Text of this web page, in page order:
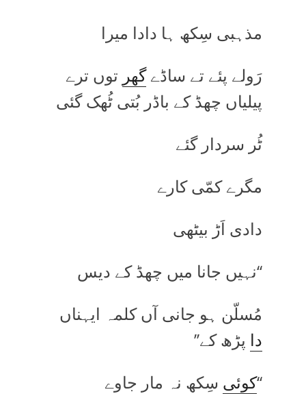
مذہبی سِکھ ہا دادا میرا
رَولے پئے تے ساڈےگھر توں ترے
پیلیاں چھڈ کے باڈر بُتی ٹُھک گئی
ٹُر سردار گئے
مگرے کمّی کارے
دادی اَڑ بیٹھی
‘‘نہیں جانا میں چھڈ کے دیس
مُسلّن ہو جانی آں کلمہ ایہناں
دا پڑھ کے’’
‘‘کوئی سِکھ نہ مار جاوے